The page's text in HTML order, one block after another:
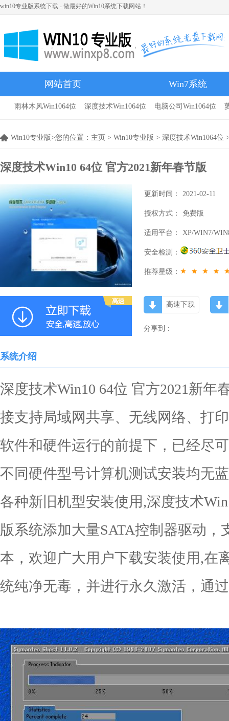
win10专业版系统下载 - 做最好的Win10系统下载网站！
网站首页 Win7系统
雨林木风
雨林木风Win1064位 深度技术Win1064位 电脑公司Win1064位
Win10专业版>您的位置： 主页 > Win10专业版 > 深度技术Win1064位
深度技术Win10 64位 官方2021新年春节版
更新时间： 2021-02-11
授权方式： 免费版
适用平台： XP/WIN7/
安全检测：
推荐星级：
高速下载
分享到：
系统介绍
深度技术Win10 64位 官方2021新年
接支持局域网共享、无线网络、打
软件和硬件运行的前提下，已经尽
不同硬件型号计算机测试安装均无
各种新旧机型安装使用,深度技术
版系统添加大量SATA控制器驱动，
本，欢迎广大用户下载安装使用,在
统纯净无毒，并进行永久激活，通